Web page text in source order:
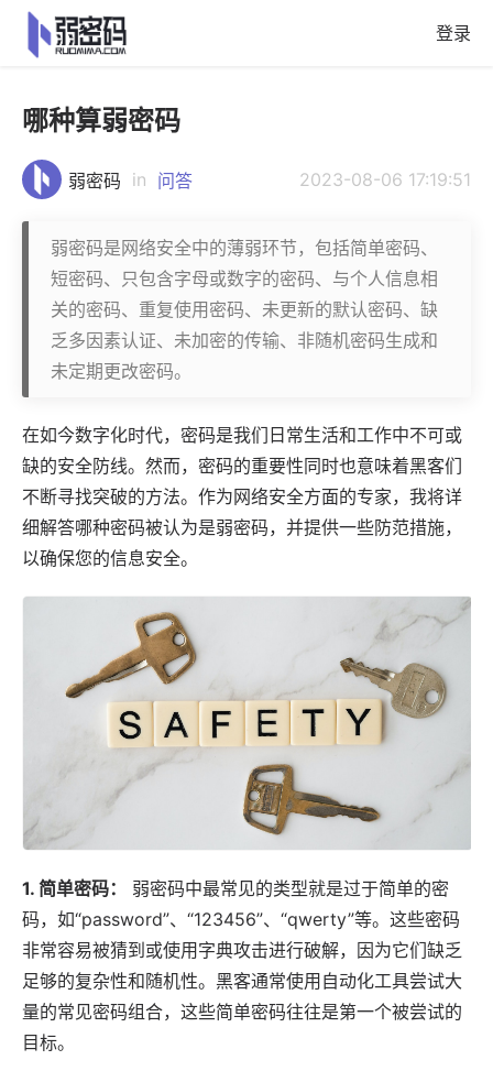
登录
哪种算弱密码
弱密码 in 问答 2023-08-06 17:19:51
弱密码是网络安全中的薄弱环节，包括简单密码、
短密码、只包含字母或数字的密码、与个人信息相
关的密码、重复使用密码、未更新的默认密码、缺
乏多因素认证、未加密的传输、非随机密码生成和
未定期更改密码。
在如今数字化时代，密码是我们日常生活和工作中不可或
缺的安全防线。然而，密码的重要性同时也意味着黑客们
不断寻找突破的方法。作为网络安全方面的专家，我将详
细解答哪种密码被认为是弱密码，并提供一些防范措施，
以确保您的信息安全。
1. 简单密码：
弱密码中最常见的类型就是过于简单的密
码，如“password”、“123456”、“qwerty”等。这些密码
非常容易被猜到或使用字典攻击进行破解，因为它们缺乏
足够的复杂性和随机性。黑客通常使用自动化工具尝试大
量的常见密码组合，这些简单密码往往是第一个被尝试的
目标。